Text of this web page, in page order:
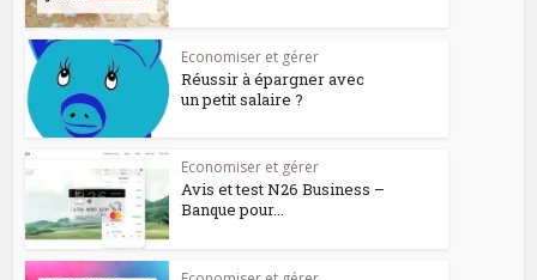
Economiser et gérer
Réussir à épargner avec
un petit salaire ?
Economiser et gérer
Avis et test N26 Business –
Banque pour...